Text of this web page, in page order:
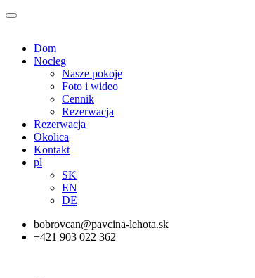
Dom
Nocleg
Nasze pokoje
Foto i wideo
Cennik
Rezerwacja
Rezerwacja
Okolica
Kontakt
pl
SK
EN
DE
bobrovcan@pavcina-lehota.sk
+421 903 022 362